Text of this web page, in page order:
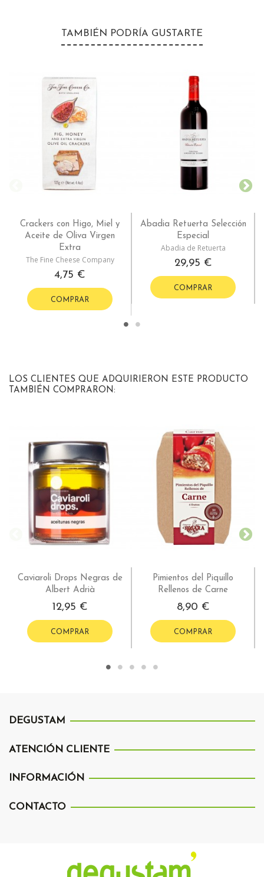
TAMBIÉN PODRÍA GUSTARTE
Crackers con Higo, Miel y
Aceite de Oliva Virgen
Extra
The Fine Cheese Company
4,75 €
COMPRAR
Abadia Retuerta Selección
Especial
Abadia de Retuerta
29,95 €
COMPRAR
LOS CLIENTES QUE ADQUIRIERON ESTE PRODUCTO
TAMBIÉN COMPRARON:
Caviaroli Drops Negras de
Albert Adrià
12,95 €
COMPRAR
Pimientos del Piquillo
Rellenos de Carne
8,90 €
COMPRAR
DEGUSTAM
ATENCIÓN CLIENTE
INFORMACIÓN
CONTACTO